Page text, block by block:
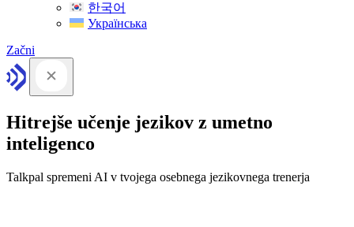
한국어
Українська
Začni
Hitrejše učenje jezikov z umetno
inteligenco
Talkpal spremeni AI v tvojega osebnega jezikovnega trenerja